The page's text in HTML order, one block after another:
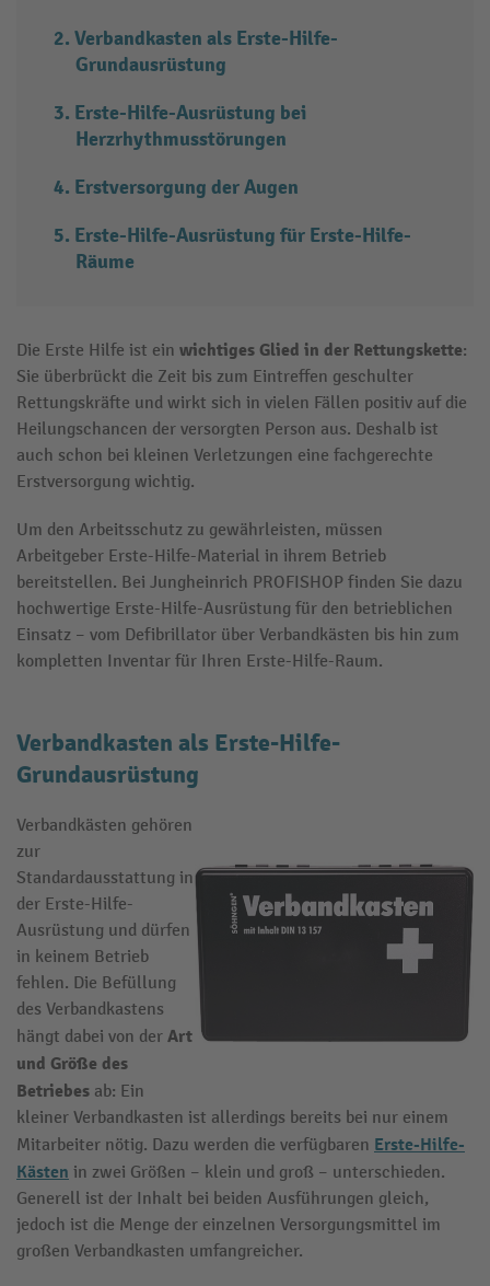
Verbandkasten als Erste-Hilfe-
Grundausrüstung
Erste-Hilfe-Ausrüstung bei
Herzrhythmusstörungen
Erstversorgung der Augen
Erste-Hilfe-Ausrüstung für Erste-Hilfe-
Räume
Die Erste Hilfe ist ein wichtiges Glied in der Rettungskette:
Sie überbrückt die Zeit bis zum Eintreffen geschulter
Rettungskräfte und wirkt sich in vielen Fällen positiv auf die
Heilungschancen der versorgten Person aus. Deshalb ist
auch schon bei kleinen Verletzungen eine fachgerechte
Erstversorgung wichtig.
Um den Arbeitsschutz zu gewährleisten, müssen
Arbeitgeber Erste-Hilfe-Material in ihrem Betrieb
bereitstellen. Bei Jungheinrich PROFISHOP finden Sie dazu
hochwertige Erste-Hilfe-Ausrüstung für den betrieblichen
Einsatz – vom Defibrillator über Verbandkästen bis hin zum
kompletten Inventar für Ihren Erste-Hilfe-Raum.
Verbandkasten als Erste-Hilfe-
Grundausrüstung
Verbandkästen gehören
zur
Standardausstattung in
der Erste-Hilfe-
Ausrüstung und dürfen
in keinem Betrieb
fehlen. Die Befüllung
des Verbandkastens
hängt dabei von der Art
und Größe des
Betriebes ab: Ein
kleiner Verbandkasten ist allerdings bereits bei nur einem
Mitarbeiter nötig. Dazu werden die verfügbaren Erste-Hilfe-
Kästen in zwei Größen – klein und groß – unterschieden.
Generell ist der Inhalt bei beiden Ausführungen gleich,
jedoch ist die Menge der einzelnen Versorgungsmittel im
großen Verbandkasten umfangreicher.